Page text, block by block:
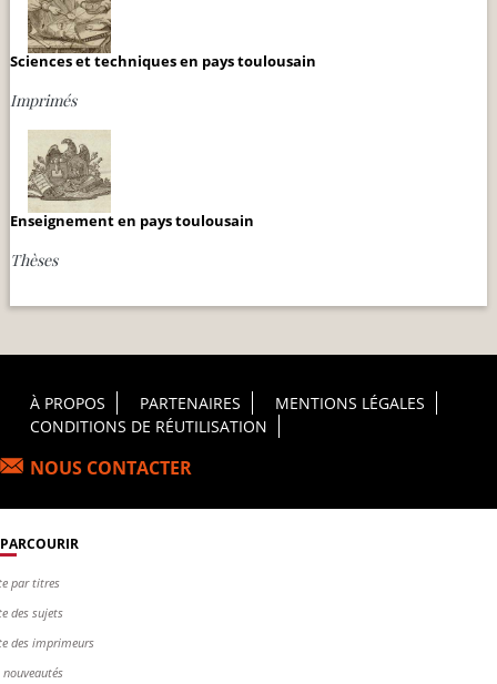
Sciences et techniques en pays toulousain
Imprimés
Enseignement en pays toulousain
Thèses
Footer Principal
À PROPOS PARTENAIRES
MENTIONS LÉGALES
CONDITIONS DE RÉUTILISATION
NOUS CONTACTER
PARCOURIR
par titres
des sujets
des imprimeurs
nouveautés